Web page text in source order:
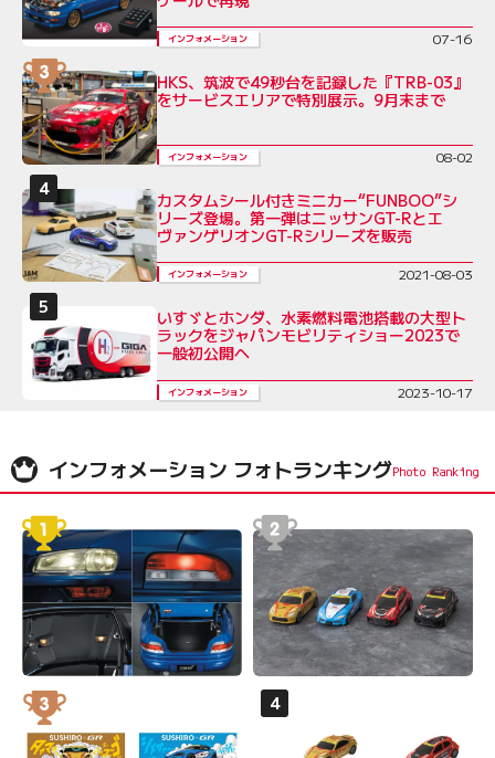
インフォメーション 07-16
HKS、筑波で49秒台を記録した『TRB-03』
をサービスエリアで特別展示。9月末まで
インフォメーション 08-02
カスタムシール付きミニカー“FUNBOO”シ
リーズ登場。第一弾はニッサンGT-Rとエ
ヴァンゲリオンGT-Rシリーズを販売
インフォメーション 2021-08-03
いすゞとホンダ、水素燃料電池搭載の大型ト
ラックをジャパンモビリティショー2023で
一般初公開へ
インフォメーション 2023-10-17
インフォメーション フォトランキング